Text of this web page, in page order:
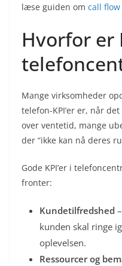
læse guiden om call
Hvorfor er
Mange virksomheder
telefon-KPI’er er, når
over ventetid, mange
der “ikke kan nå deres
Gode KPI’er i
fronter:
Kundetilfredshed
kunden skal ringe
oplevelsen.
Ressourcer og